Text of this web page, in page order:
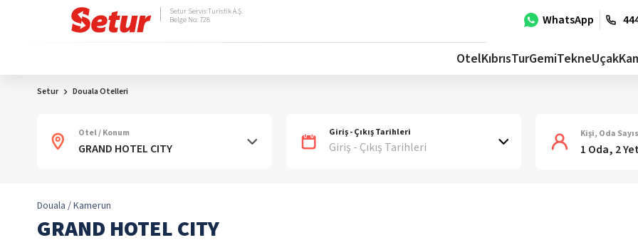
WhatsApp
Setur Servis Turistik A.Ş.
Belge No: 728
OtelKıbrısTurGemiTekneUçak
Setur Douala Otelleri
Otel / Konum Giriş - Çıkış Tarihleri
Giriş - Çıkış Tarihleri
Kişi, Oda
1 Oda, 2
Douala / Kamerun
GRAND HOTEL CITY